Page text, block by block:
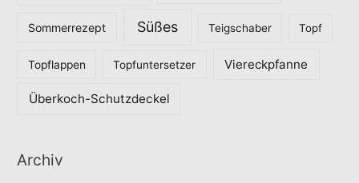
Sommerrezept Süßes Teigschaber Topf
Topflappen Topfuntersetzer Viereckpfanne
Überkoch-Schutzdeckel
Archiv